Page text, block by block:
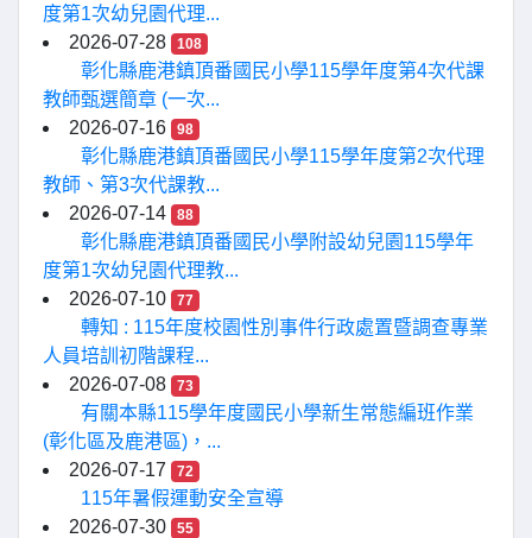
度第1次幼兒園代理...
2026-07-28
108
彰化縣鹿港鎮頂番國民小學115學年度第4次代課
教師甄選簡章 (一次...
2026-07-16
98
彰化縣鹿港鎮頂番國民小學115學年度第2次代理
教師、第3次代課教...
2026-07-14
88
彰化縣鹿港鎮頂番國民小學附設幼兒園115學年
度第1次幼兒園代理教...
2026-07-10
77
轉知 : 115年度校園性別事件行政處置暨調查專業
人員培訓初階課程...
2026-07-08
73
有關本縣115學年度國民小學新生常態編班作業
(彰化區及鹿港區)，...
2026-07-17
72
115年暑假運動安全宣導
2026-07-30
55